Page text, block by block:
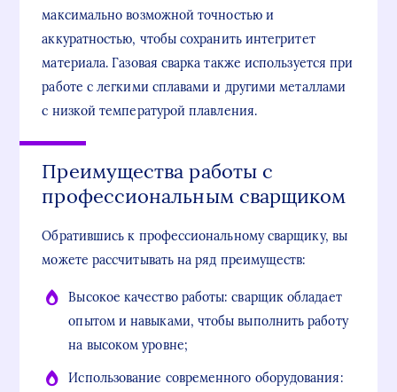
максимально возможной точностью и
аккуратностью, чтобы сохранить интегритет
материала. Газовая сварка также используется при
работе с легкими сплавами и другими металлами
с низкой температурой плавления.
Преимущества работы с
профессиональным сварщиком
Обратившись к профессиональному сварщику, вы
можете рассчитывать на ряд преимуществ:
Высокое качество работы: сварщик обладает
опытом и навыками, чтобы выполнить работу
на высоком уровне;
Использование современного оборудования: